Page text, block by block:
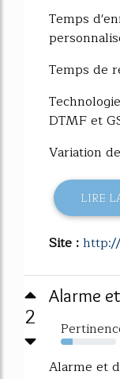
Temps
Temps de
DTMF et
Variation
LIRE
Site :
2
Alarme
21%
Alarme et